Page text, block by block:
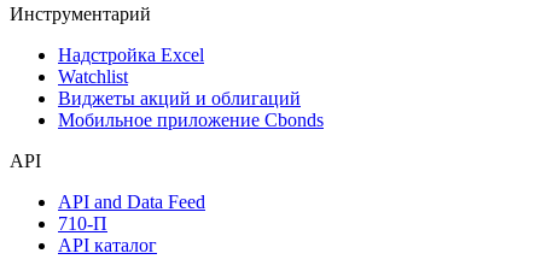
Инструментарий
Надстройка Excel
Watchlist
Виджеты акций и облигаций
Мобильное приложение Cbonds
API
API and Data Feed
710-П
API каталог